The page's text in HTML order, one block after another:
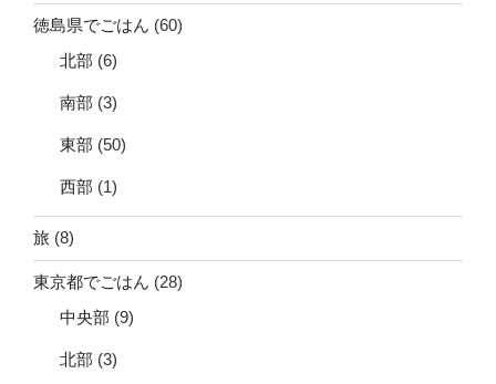
徳島県でごはん (60)
北部 (6)
南部 (3)
東部 (50)
西部 (1)
旅 (8)
東京都でごはん (28)
中央部 (9)
北部 (3)